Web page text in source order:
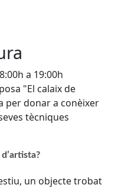
a 19:00h
"El calaix de
per donar a conèixer
tècniques
un objecte trobat